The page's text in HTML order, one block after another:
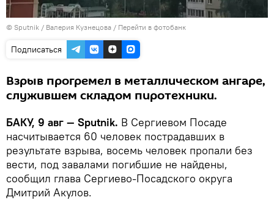
© Sputnik / Валерия Кузнецова / Перейти в фотобанк
Подписаться
Взрыв прогремел в металлическом ангаре,
служившем складом пиротехники.
БАКУ, 9 авг — Sputnik. В Сергиевом Посаде
насчитывается 60 человек пострадавших в
результате взрыва, восемь человек пропали без
вести, под завалами погибшие не найдены,
сообщил глава Сергиево-Посадского округа
Дмитрий Акулов.